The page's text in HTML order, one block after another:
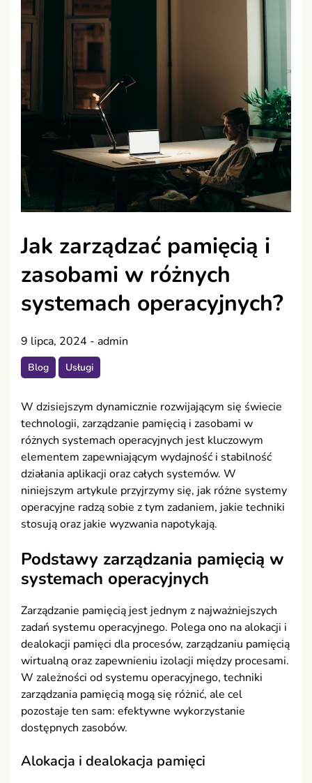
Jak zarządzać pamięcią i
zasobami w różnych
systemach operacyjnych?
9 lipca, 2024 - admin
Blog Usługi
W dzisiejszym dynamicznie rozwijającym się świecie
technologii, zarządzanie pamięcią i zasobami w
różnych systemach operacyjnych jest kluczowym
elementem zapewniającym wydajność i stabilność
działania aplikacji oraz całych systemów. W
niniejszym artykule przyjrzymy się, jak różne systemy
operacyjne radzą sobie z tym zadaniem, jakie techniki
stosują oraz jakie wyzwania napotykają.
Podstawy zarządzania pamięcią w
systemach operacyjnych
Zarządzanie pamięcią jest jednym z najważniejszych
zadań systemu operacyjnego. Polega ono na alokacji i
dealokacji pamięci dla procesów, zarządzaniu pamięcią
wirtualną oraz zapewnieniu izolacji między procesami.
W zależności od systemu operacyjnego, techniki
zarządzania pamięcią mogą się różnić, ale cel
pozostaje ten sam: efektywne wykorzystanie
dostępnych zasobów.
Alokacja i dealokacja pamięci